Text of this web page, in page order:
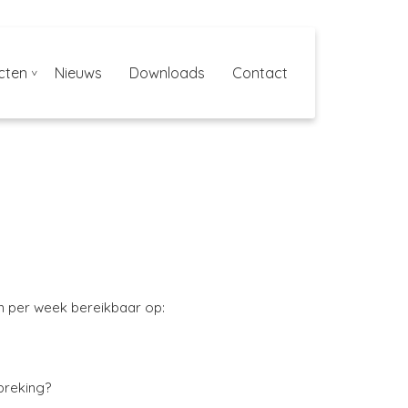
Nieuws Downloads Contact
per week bereikbaar op: